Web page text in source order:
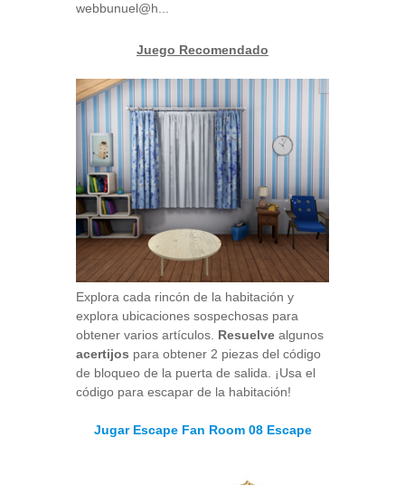
webbunuel@h...
Juego Recomendado
Explora cada rincón de la habitación y
explora ubicaciones sospechosas para
obtener varios artículos. Resuelve algunos
acertijos para obtener 2 piezas del código
de bloqueo de la puerta de salida. ¡Usa el
código para escapar de la habitación!
Jugar Escape Fan Room 08 Escape